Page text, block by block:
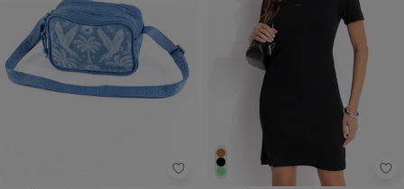
Farm Etc - Bolsa Chamego